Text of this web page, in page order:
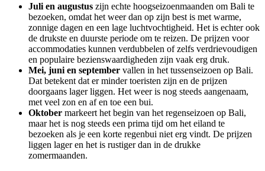
Juli en augustus zijn echte hoogseizoenmaanden om Bali te
bezoeken, omdat het weer dan op zijn best is met warme,
zonnige dagen en een lage luchtvochtigheid. Het is echter ook
de drukste en duurste periode om te reizen. De prijzen voor
accommodaties kunnen verdubbelen of zelfs verdrievoudigen
en populaire bezienswaardigheden zijn vaak erg druk.
Mei, juni en september vallen in het tussenseizoen op Bali.
Dat betekent dat er minder toeristen zijn en de prijzen
doorgaans lager liggen. Het weer is nog steeds aangenaam,
met veel zon en af en toe een bui.
Oktober markeert het begin van het regenseizoen op Bali,
maar het is nog steeds een prima tijd om het eiland te
bezoeken als je een korte regenbui niet erg vindt. De prijzen
liggen lager en het is rustiger dan in de drukke
zomermaanden.